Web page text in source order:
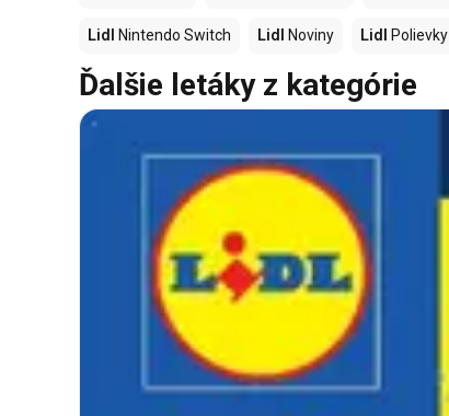
Lidl Nintendo Switch Lidl Noviny Lidl Polievky
Ďalšie letáky z kategórie